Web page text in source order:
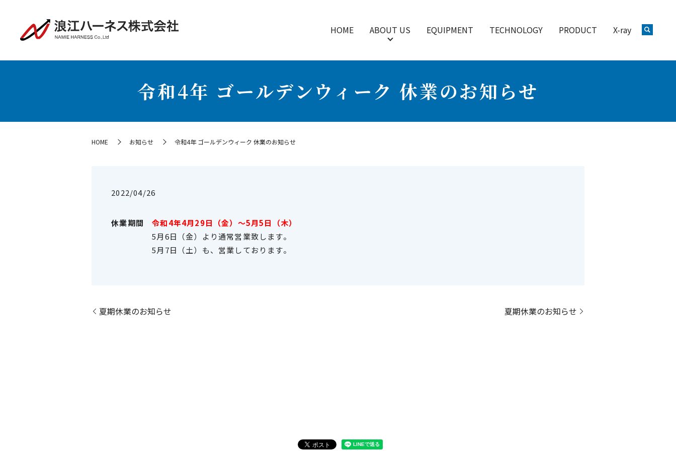
HOME ABOUT US EQUIPMENT TECHNOLOGY PRODUCT X-ray
令和4年 ゴールデンウィーク 休業のお知らせ
HOME お知らせ 令和4年 ゴールデンウィーク 休業のお知らせ
2022/04/26
休業期間令和4年4月29日（金）～5月5日（木）
5月6日（金）より通常営業致します。
5月7日（土）も、営業しております。
夏期休業のお知らせ 夏期休業のお知らせ